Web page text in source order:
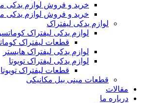
خرید و فروش لوازم یدکی مینی لودر
خرید و فروش لوازم یدکی مینی لودر
لوازم یدکی لیفتراک
لوازم یدکی لیفتراک کوماتسو
قطعات لیفتراک کوماتسو
لوازم یدکی لیفتراک هایستر
لوازم یدکی لیفتراک تویوتا
قطعات لیفتراک تویوتا
قطعات مینی بیل مکانیکی
ما